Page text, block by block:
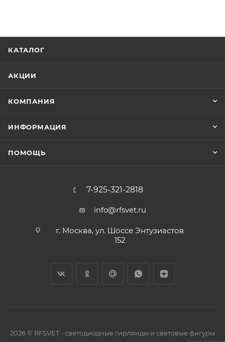
КАТАЛОГ
АКЦИИ
КОМПАНИЯ
ИНФОРМАЦИЯ
ПОМОЩЬ
7-925-321-2818
info@rfsvet.ru
г. Москва, ул. Шоссе Энтузиастов
152
2026 © RFSVET - светодиодные гирлянды и световые фигуры